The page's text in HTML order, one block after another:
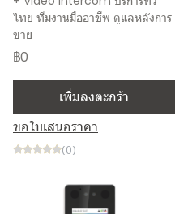
ไทย ทีมงานมืออาชีพ ดูแลหลังการ
ขาย
฿0
เพิ่มลงตะกร้า
ขอใบเสนอราคา
(0)